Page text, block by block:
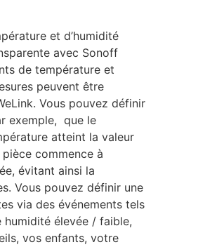
et d’humidité
avec Sonoff
de température et
peuvent être
Vous pouvez définir
exemple, que le
atteint la valeur
commence à
évitant ainsi la
Vous pouvez définir une
via des événements tels
humidité élevée / faible,
vos enfants, votre